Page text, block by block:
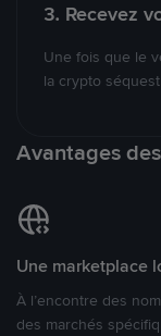
3. Recevez
Une fois que le
la crypto
Avantages
Une marketplace
À l’encontre des
des marchés